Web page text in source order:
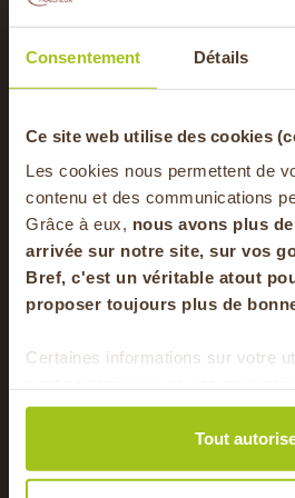
Consentement Détails
Ce site web utilise des cookies
Les cookies nous permettent de
contenu et des communications
Grâce à eux, nous avons plus
arrivée sur notre site, sur vos
Bref, c'est un véritable atout
proposer toujours plus de
Certaines informations sur votre
de publicité et d'analyse. Ces
combinées avec d'autres
avez fournies ou qu'ils ont
Tout
avec cet
-20%
votre
en vous inscrivant à
Pour faire le plein
produits locaux &